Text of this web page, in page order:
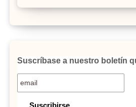
Suscríbase a nuestro boletín